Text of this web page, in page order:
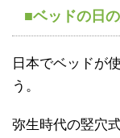
■ベッドの日
日本でベッドが
う。
弥生時代の竪穴